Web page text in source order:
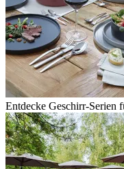
Entdecke Geschirr-Serien